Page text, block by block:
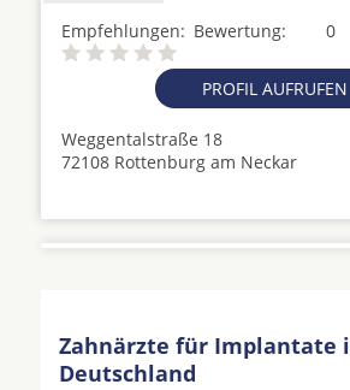
Empfehlungen: 0
Bewertung:
PROFIL AUFRUFEN
Weggentalstraße 18
72108 Rottenburg am Neckar
Zahnärzte für Implantate
Deutschland